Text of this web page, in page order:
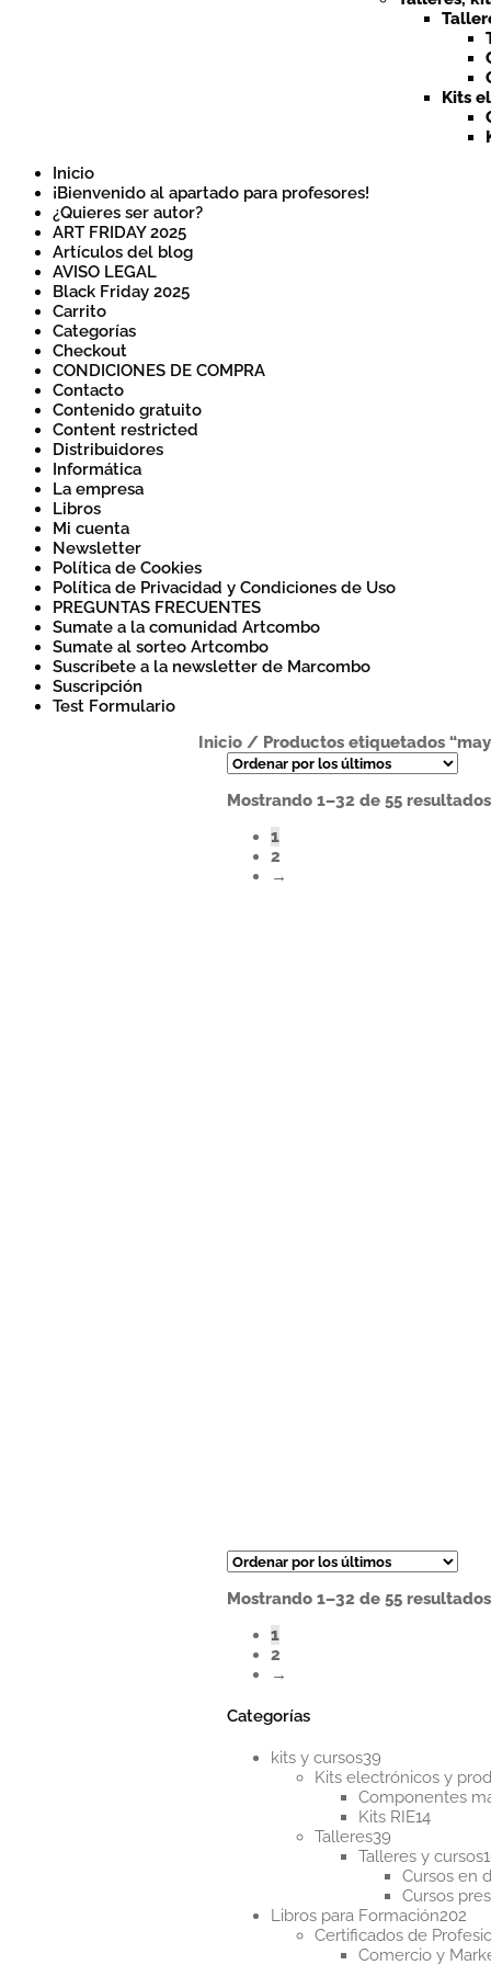
Kits
Inicio
¡Bienvenido al apartado para profesores!
¿Quieres ser autor?
ART FRIDAY 2025
Artículos del blog
AVISO LEGAL
Black Friday 2025
Carrito
Categorías
Checkout
CONDICIONES DE COMPRA
Contacto
Contenido gratuito
Content restricted
Distribuidores
Informática
La empresa
Libros
Mi cuenta
Newsletter
Política de Cookies
Política de Privacidad y Condiciones de Uso
PREGUNTAS FRECUENTES
Sumate a la comunidad Artcombo
Sumate al sorteo Artcombo
Suscríbete a la newsletter de Marcombo
Suscripción
Test Formulario
Inicio/ Productos etiquetados
Mostrando 1–32 de 55 resultados
1
2
→
Mostrando 1–32 de 55 resultados
1
2
→
Categorías
kits y cursos39
productos
Kits electrónicos y
Componentes
Kits RIE1414
Talleres39
productos
Talleres y cursos
Cursos en
Cursos
Libros para Formación202
Certificados de
Comercio y